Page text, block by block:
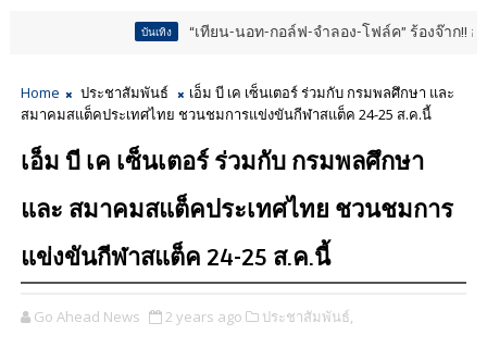
“เทียน-นอท-กอล์ฟ-จำลอง-โฟล์ค” ร้องจ๊าก!! อุปกรณ์ม่ว
Home ประชาสัมพันธ์
เอ็ม บี เค เซ็นเตอร์ ร่วมกับ กรมพลศึกษา และ
สมาคมสแต็คประเทศไทย ชวนชมการแข่งขันกีฬาสแต็ค 24-25 ส.ค.นี้
เอ็ม บี เค เซ็นเตอร์ ร่วมกับ กรมพลศึกษา
และ สมาคมสแต็คประเทศไทย ชวนชมการ
แข่งขันกีฬาสแต็ค 24-25 ส.ค.นี้
Go Ahead News 2 years ago ประชาสัมพันธ์,